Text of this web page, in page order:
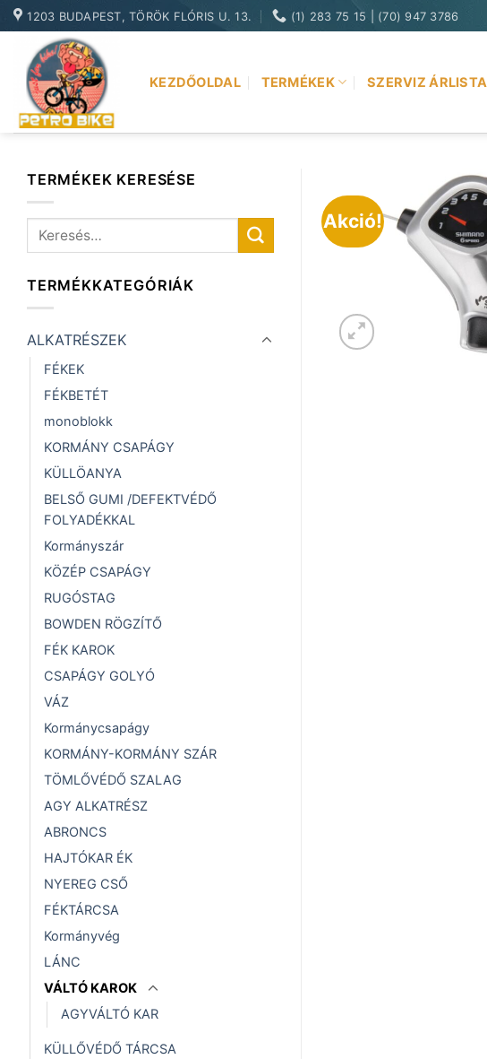
Skip
to
content
1203 BUDAPEST, TÖRÖK FLÓRIS U. 13. (1) 283 75 15 | (70) 947 3786
KEZDŐOLDAL TERMÉKEK SZERVIZ ÁRLISTA
TERMÉKEK KERESÉSE
Keresés
TERMÉKKATEGÓRIÁK
ALKATRÉSZEK
FÉKEK
FÉKBETÉT
monoblokk
KORMÁNY CSAPÁGY
KÜLLÖANYA
BELSŐ GUMI /DEFEKTVÉDŐ
FOLYADÉKKAL
Kormányszár
KÖZÉP CSAPÁGY
RUGÓSTAG
BOWDEN RÖGZÍTŐ
FÉK KAROK
CSAPÁGY GOLYÓ
VÁZ
Kormánycsapágy
KORMÁNY-KORMÁNY SZÁR
TÖMLŐVÉDŐ SZALAG
AGY ALKATRÉSZ
ABRONCS
HAJTÓKAR ÉK
NYEREG CSŐ
FÉKTÁRCSA
Kormányvég
LÁNC
VÁLTÓ KAROK
AGYVÁLTÓ KAR
KÜLLŐVÉDŐ TÁRCSA
Akció!